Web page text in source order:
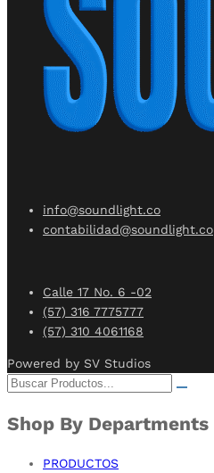
info@soundlight.co
contabilidad@soundlight.co
Calle 17 No. 6 -02
(57) 316 7775777
(57) 310 4061168
Powered by SV Studios
Shop By Departments
PRODUCTOS